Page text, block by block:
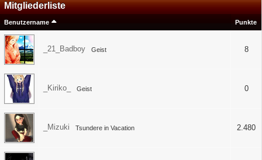
Mitgliederliste
Benutzername Punkte
_21_Badboy Geist 8
_Kiriko_ Geist 0
_Mizuki Tsundere in Vacation 2.480